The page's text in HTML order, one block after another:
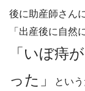
後に助産師さん
「出産後に自然
「いぼ痔
った」
とい